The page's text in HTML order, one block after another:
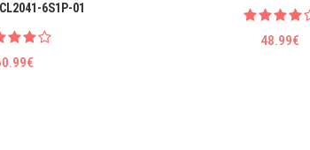
6S1P-01
48.99€